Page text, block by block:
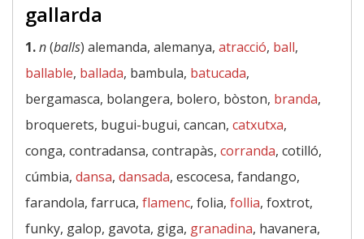
gallarda
1.n(balls) alemanda, alemanya, atracció, ball,
ballable, ballada, bambula, batucada,
bergamasca, bolangera, bolero, bòston, branda,
broquerets, bugui-bugui, cancan, catxutxa,
conga, contradansa, contrapàs, corranda, cotilló,
cúmbia, dansa, dansada, escocesa, fandango,
farandola, farruca, flamenc, folia, follia, foxtrot,
funky, galop, gavota, giga, granadina, havanera,